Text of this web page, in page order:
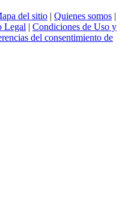
del sitio | Quienes somos |
Legal | Condiciones de Uso y
del consentimiento de